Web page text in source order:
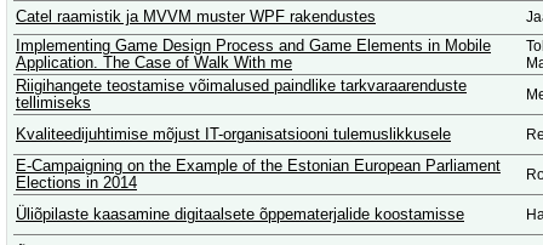
Catel raamistik ja MVVM muster WPF rakendustes
Implementing Game Design Process and Game Elements in Mobile
Application. The Case of Walk With me
Riigihangete teostamise võimalused paindlike tarkvaraarenduste
tellimiseks
Kvaliteedijuhtimise mõjust IT-organisatsiooni tulemuslikkusele
E-Campaigning on the Example of the Estonian European Parliament
Elections in 2014
Üliõpilaste kaasamine digitaalsete õppematerjalide koostamisse